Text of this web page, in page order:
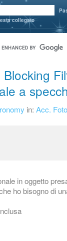
collegato
a
in: Acc.
in oggetto
ho bisogno di